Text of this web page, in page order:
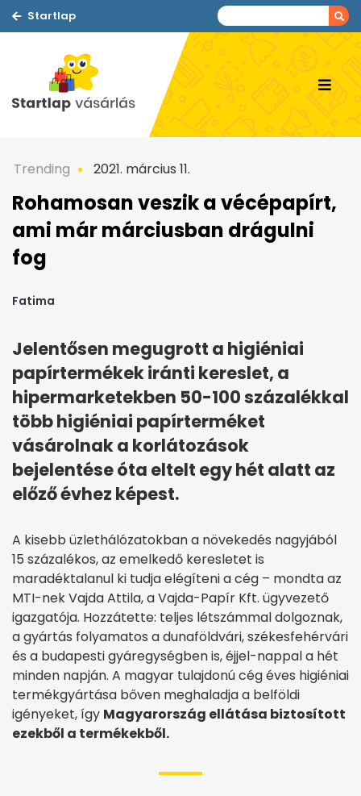
Startlap
Trending 2021. március 11.
Rohamosan veszik a vécépapírt,
ami már márciusban drágulni
fog
Fatima
Jelentősen megugrott a higiéniai
papírtermékek iránti kereslet, a
hipermarketekben 50-100 százalékkal
több higiéniai papírterméket
vásárolnak a korlátozások
bejelentése óta eltelt egy hét alatt az
előző évhez képest.
A kisebb üzlethálózatokban a növekedés nagyjából
15 százalékos, az emelkedő keresletet is
maradéktalanul ki tudja elégíteni a cég – mondta az
MTI-nek Vajda Attila, a Vajda-Papír Kft. ügyvezető
igazgatója. Hozzátette: teljes létszámmal dolgoznak,
a gyártás folyamatos a dunaföldvári, székesfehérvári
és a budapesti gyáregységben is, éjjel-nappal a hét
minden napján. A magyar tulajdonú cég éves higiéniai
termékgyártása bőven meghaladja a belföldi
igényeket, így Magyarország ellátása biztosított
ezekből a termékekből.